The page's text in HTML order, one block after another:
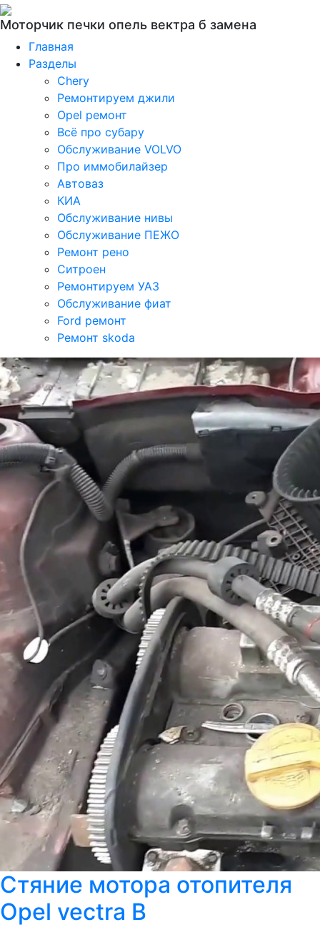
Моторчик печки опель вектра б замена
Главная
Разделы
Chery
Ремонтируем джили
Opel ремонт
Всё про субару
Обслуживание VOLVO
Про иммобилайзер
Автоваз
КИА
Обслуживание нивы
Обслуживание ПЕЖО
Ремонт рено
Ситроен
Ремонтируем УАЗ
Обслуживание фиат
Ford ремонт
Ремонт skoda
Стяние мотора отопителя
Opel vectra B